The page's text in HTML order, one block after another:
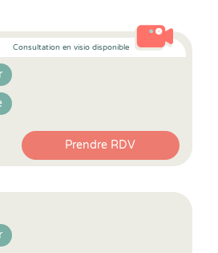
Consultation en visio disponible
Prendre RDV